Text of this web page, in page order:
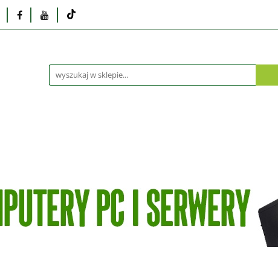
Monitory
Akcesoria Telefony i tablety Serwis Praca